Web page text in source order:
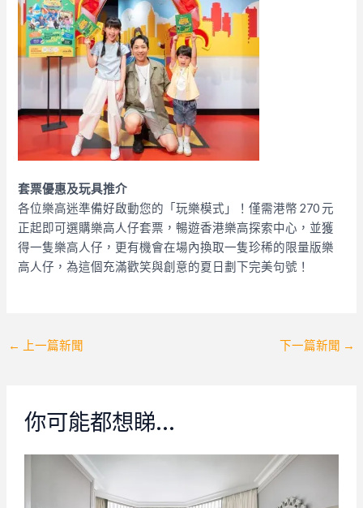
套票優惠及玩具推介
各位樂高迷準備好啟動您的「玩樂模式」！僅需港幣 270 元
正起即可選購樂高人仔套票，暢遊香港樂高探索中心，並獲
得一隻樂高人仔，更有機會在場內換取一隻珍稀的限量版樂
高人仔，為這個充滿歡笑與創意的夏日劃下完美句號！
Post
← 上一篇新聞 下一篇新聞 →
你可能都想睇…